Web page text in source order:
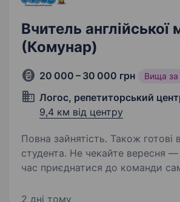
Вчитель англійської
(Комунар)
20 000 – 30 000 грн Вища
Логос, репетиторський
9,4 км від центру
Повна зайнятість. Також готові
студента. Не чекайте вересня — найкращий
час приєднатися до команди
навчання та комфортно
2 дні тому